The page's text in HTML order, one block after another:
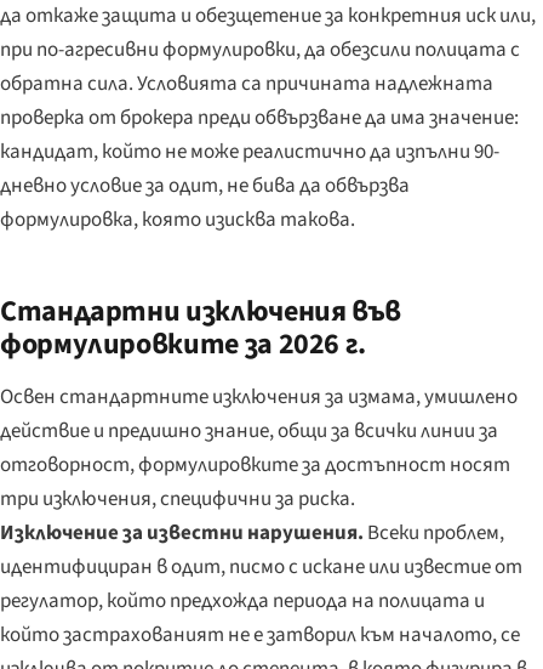
да откаже защита и обезщетение за конкретния иск или,
при по-агресивни формулировки, да обезсили полицата с
обратна сила. Условията са причината надлежната
проверка от брокера преди обвързване да има значение:
кандидат, който не може реалистично да изпълни 90-
дневно условие за одит, не бива да обвързва
формулировка, която изисква такова.
Стандартни изключения във
формулировките за 2026 г.
Освен стандартните изключения за измама, умишлено
действие и предишно знание, общи за всички линии за
отговорност, формулировките за достъпност носят
три изключения, специфични за риска.
Изключение за известни нарушения. Всеки проблем,
идентифициран в одит, писмо с искане или известие от
регулатор, който предхожда периода на полицата и
който застрахованият не е затворил към началото, се